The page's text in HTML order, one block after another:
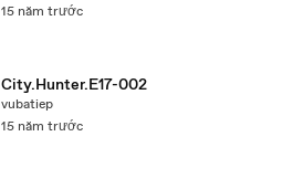
15 năm trước
City.Hunter.E17-002
vubatiep
15 năm trước